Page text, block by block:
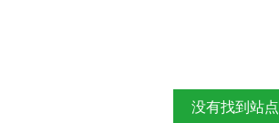
没有找到站点